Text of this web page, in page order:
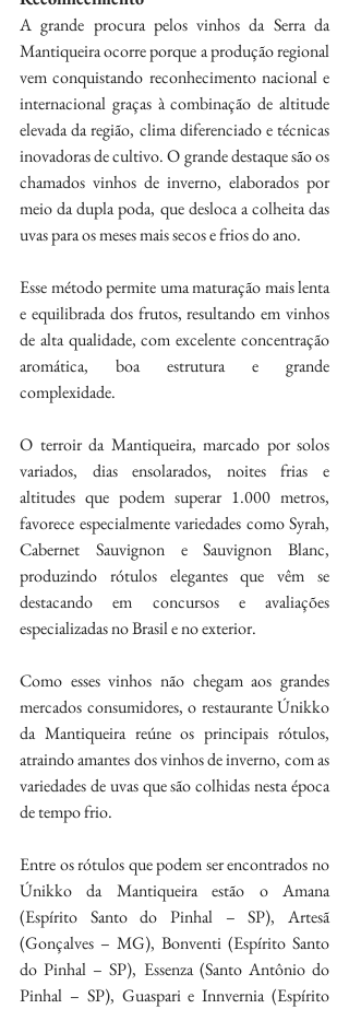
A grande procura pelos vinhos da Serra da
Mantiqueira ocorre porque a produção regional
vem conquistando reconhecimento nacional e
internacional graças à combinação de altitude
elevada da região, clima diferenciado e técnicas
inovadoras de cultivo. O grande destaque são os
chamados vinhos de inverno, elaborados por
meio da dupla poda, que desloca a colheita das
uvas para os meses mais secos e frios do ano.
Esse método permite uma maturação mais lenta
e equilibrada dos frutos, resultando em vinhos
de alta qualidade, com excelente concentração
aromática, boa estrutura e grande
complexidade.
O terroir da Mantiqueira, marcado por solos
variados, dias ensolarados, noites frias e
altitudes que podem superar 1.000 metros,
favorece especialmente variedades como Syrah,
Cabernet Sauvignon e Sauvignon Blanc,
produzindo rótulos elegantes que vêm se
destacando em concursos e avaliações
especializadas no Brasil e no exterior.
Como esses vinhos não chegam aos grandes
mercados consumidores, o restaurante Únikko
da Mantiqueira reúne os principais rótulos,
atraindo amantes dos vinhos de inverno, com as
variedades de uvas que são colhidas nesta época
de tempo frio.
Entre os rótulos que podem ser encontrados no
Únikko da Mantiqueira estão o Amana
(Espírito Santo do Pinhal – SP), Artesã
(Gonçalves – MG), Bonventi (Espírito Santo
do Pinhal – SP), Essenza (Santo Antônio do
Pinhal – SP), Guaspari e Innvernia (Espírito